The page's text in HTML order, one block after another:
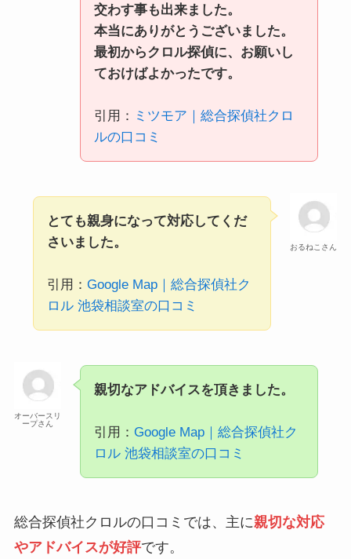
交わす事も出来ました。
本当にありがとうございました。
最初からクロル探偵に、お願いし
ておけばよかったです。
引用： ミツモア｜総合探偵社クロ
ルの口コミ
おるねこさん
とても親身になって対応してくだ
さいました。
引用： Google Map｜総合探偵社ク
ロル 池袋相談室の口コミ
オーバースリ
ープさん
親切なアドバイスを頂きました。
引用： Google Map｜総合探偵社ク
ロル 池袋相談室の口コミ
総合探偵社クロルの口コミでは、主に親切な対応
やアドバイスが好評です。